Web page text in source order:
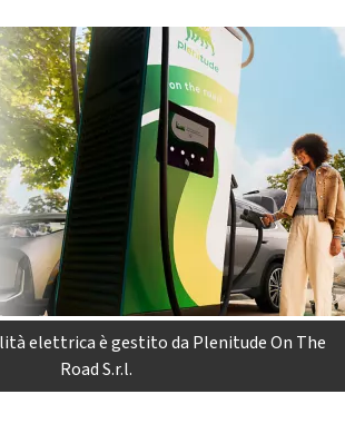
elettrica è gestito da Plenitude On The
Road S.r.l.